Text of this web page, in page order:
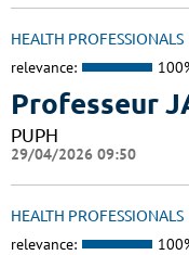
HEALTH PROFESSIONALS
relevance:
Professeur
PUPH
29/04/2026 09:50
HEALTH PROFESSIONALS
relevance: